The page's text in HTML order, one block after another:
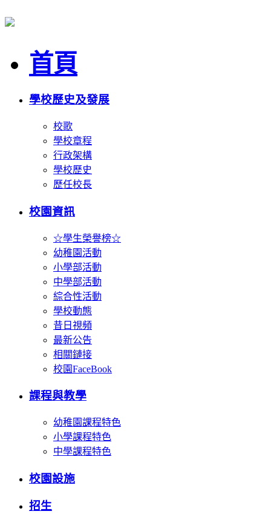
首頁
學校歷史及發展
校歌
學校章程
行政架構
學校歷史
歷任校長
校園資訊
☆學生榮譽榜☆
幼稚園活動
小學部活動
中學部活動
綜合性活動
學校動態
昔日視頻
最新公告
相關鏈接
校園FaceBook
課程與教學
幼稚園課程特色
小學課程特色
中學課程特色
校園設施
招生